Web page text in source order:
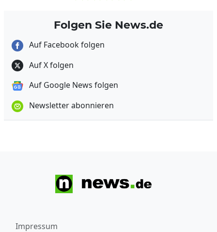
Folgen Sie News.de
Auf Facebook folgen
Auf X folgen
Auf Google News folgen
Newsletter abonnieren
Impressum